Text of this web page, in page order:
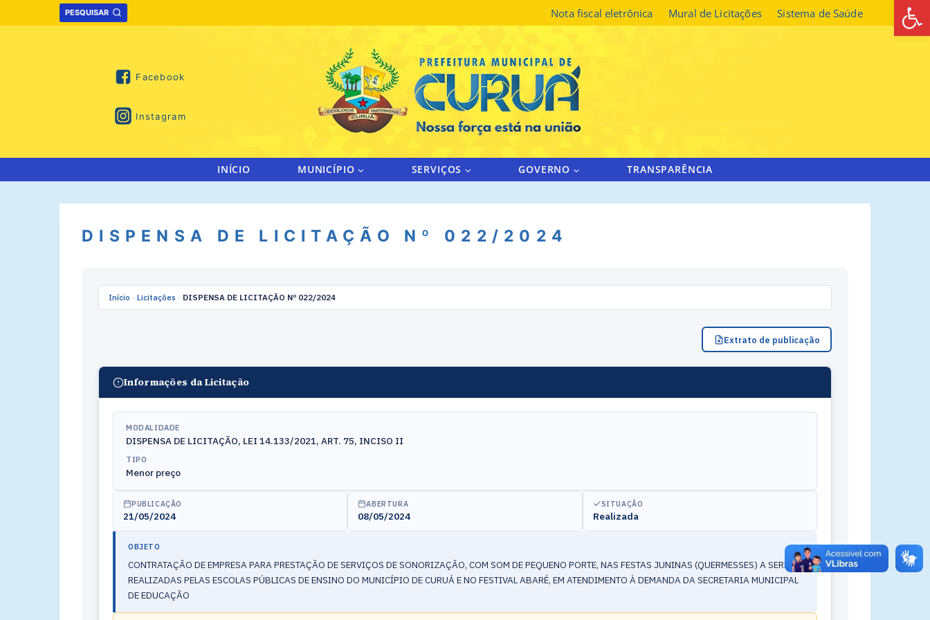
to
PESQUISAR Nota fiscal eletrônica Mural de Licitações Sistema de Saúde
Facebook
Instagram
INÍCIO MUNICÍPIO SERVIÇOS GOVERNO TRANSPARÊNCIA
DISPENSA DE LICITAÇÃO Nº 022/2024
Início » Licitações » DISPENSA DE LICITAÇÃO Nº 022/2024
Extrato de publicação
Informações da Licitação
MODALIDADE
DISPENSA DE LICITAÇÃO, LEI 14.133/2021, ART. 75, INCISO II
TIPO
Menor preço
PUBLICAÇÃO
21/05/2024
ABERTURA
08/05/2024
SITUAÇÃO
Realizada
OBJETO
CONTRATAÇÃO DE EMPRESA PARA PRESTAÇÃO DE SERVIÇOS DE SONORIZAÇÃO, COM SOM DE PEQUENO PORTE, NAS FESTAS JUNINAS (QUERMESSES) A SEREM
REALIZADAS PELAS ESCOLAS PÚBLICAS DE ENSINO DO MUNICÍPIO DE CURUÁ E NO FESTIVAL ABARÉ, EM ATENDIMENTO À DEMANDA DA SECRETARIA MUNICIPAL
DE EDUCAÇÃO